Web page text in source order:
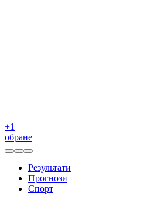
+1
обране
Результати
Прогнози
Спорт